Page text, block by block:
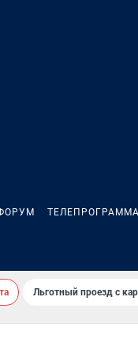
ТЕЛЕПРОГРАММА
Льготный проезд с